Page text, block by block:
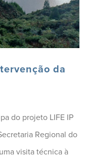
da
do projeto LIFE IP
Regional do
visita técnica à